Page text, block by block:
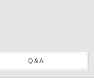
Q & A